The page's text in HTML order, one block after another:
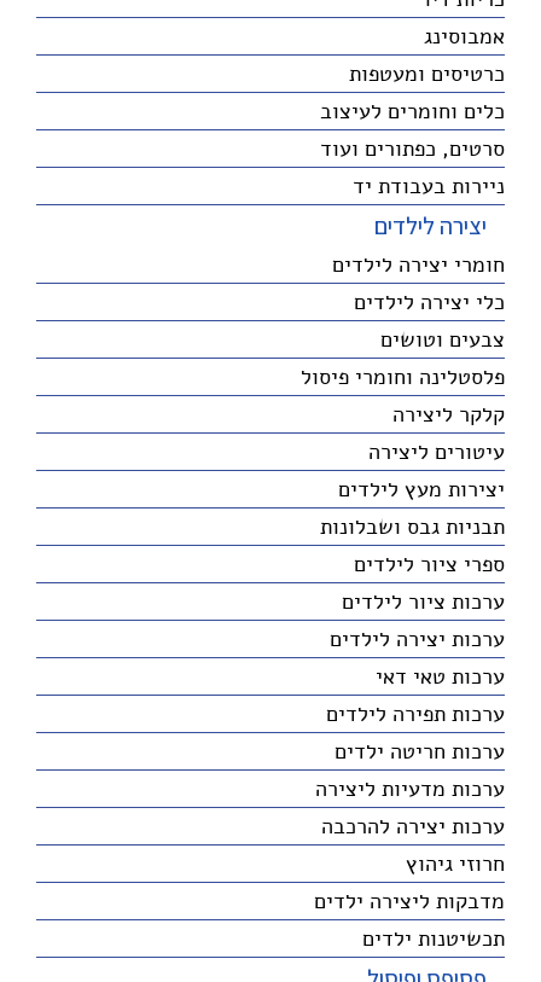
אמבוסינג
כרטיסים ומעטפות
כלים וחומרים לעיצוב
סרטים, כפתורים ועוד
ניירות בעבודת יד
יצירה לילדים
חומרי יצירה לילדים
כלי יצירה לילדים
צבעים וטושים
פלסטלינה וחומרי פיסול
קלקר ליצירה
עיטורים ליצירה
יצירות מעץ לילדים
תבניות גבס ושבלונות
ספרי ציור לילדים
ערכות ציור לילדים
ערכות יצירה לילדים
ערכות טאי דאי
ערכות תפירה לילדים
ערכות חריטה ילדים
ערכות מדעיות ליצירה
ערכות יצירה להרכבה
חרוזי גיהוץ
מדבקות ליצירה ילדים
תכשיטנות ילדים